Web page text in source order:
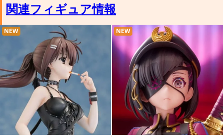
関連フィギュア情報
NEW NEW